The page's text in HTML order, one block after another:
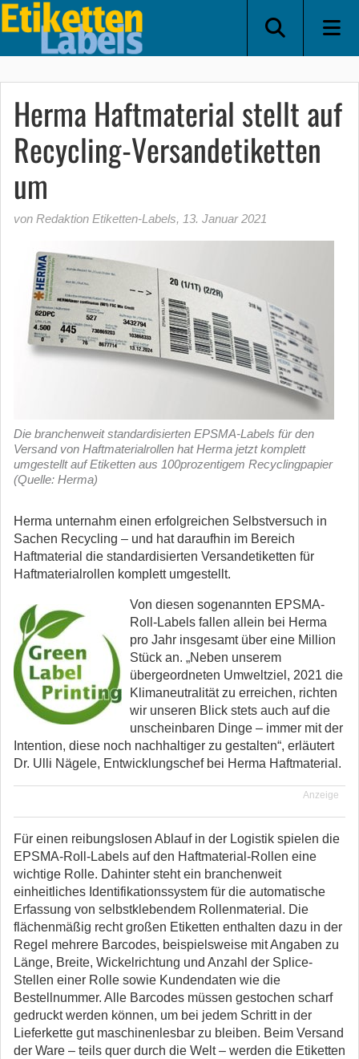
Herma Haftmaterial stellt auf
Recycling-Versandetiketten
um
von Redaktion Etiketten-Labels, 13. Januar 2021
Die branchenweit standardisierten EPSMA-Labels für den
Versand von Haftmaterialrollen hat Herma jetzt komplett
umgestellt auf Etiketten aus 100prozentigem Recyclingpapier
(Quelle: Herma)
Herma unternahm einen erfolgreichen Selbstversuch in
Sachen Recycling – und hat daraufhin im Bereich
Haftmaterial die standardisierten Versandetiketten für
Haftmaterialrollen komplett umgestellt.
Von diesen sogenannten EPSMA-
Roll-Labels fallen allein bei Herma
pro Jahr insgesamt über eine Million
Stück an. „Neben unserem
übergeordneten Umweltziel, 2021 die
Klimaneutralität zu erreichen, richten
wir unseren Blick stets auch auf die
unscheinbaren Dinge – immer mit der
Intention, diese noch nachhaltiger zu gestalten“, erläutert
Dr. Ulli Nägele, Entwicklungschef bei Herma Haftmaterial.
Anzeige
Für einen reibungslosen Ablauf in der Logistik spielen die
EPSMA-Roll-Labels auf den Haftmaterial-Rollen eine
wichtige Rolle. Dahinter steht ein branchenweit
einheitliches Identifikationssystem für die automatische
Erfassung von selbstklebendem Rollenmaterial. Die
flächenmäßig recht großen Etiketten enthalten dazu in der
Regel mehrere Barcodes, beispielsweise mit Angaben zu
Länge, Breite, Wickelrichtung und Anzahl der Splice-
Stellen einer Rolle sowie Kundendaten wie die
Bestellnummer. Alle Barcodes müssen gestochen scharf
gedruckt werden können, um bei jedem Schritt in der
Lieferkette gut maschinenlesbar zu bleiben. Beim Versand
der Ware – teils quer durch die Welt – werden die Etiketten